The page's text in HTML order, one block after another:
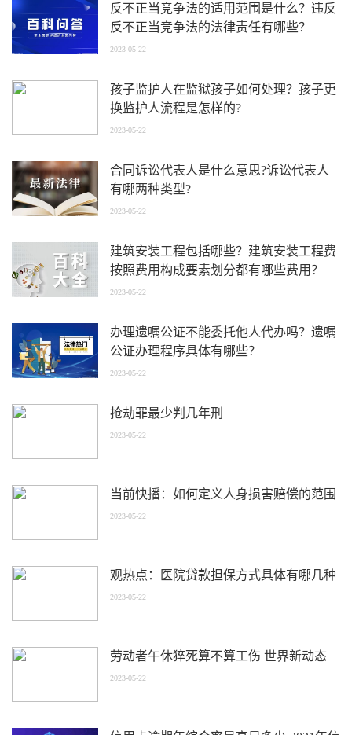
反不正当竞争法的适用范围是什么？违反
反不正当竞争法的法律责任有哪些？
2023-05-22
孩子监护人在监狱孩子如何处理？孩子更
换监护人流程是怎样的?
2023-05-22
合同诉讼代表人是什么意思?诉讼代表人
有哪两种类型?
2023-05-22
建筑安装工程包括哪些？建筑安装工程费
按照费用构成要素划分都有哪些费用？
2023-05-22
办理遗嘱公证不能委托他人代办吗？遗嘱
公证办理程序具体有哪些？
2023-05-22
抢劫罪最少判几年刑
2023-05-22
当前快播：如何定义人身损害赔偿的范围
2023-05-22
观热点：医院贷款担保方式具体有哪几种
2023-05-22
劳动者午休猝死算不算工伤 世界新动态
2023-05-22